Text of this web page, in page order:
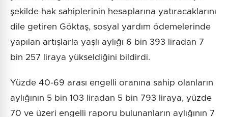
şekilde hak sahiplerinin hesaplarına yatıracaklarını
dile getiren Göktaş, sosyal yardım ödemelerinde
yapılan artışlarla yaşlı aylığı 6 bin 393 liradan 7
bin 257 liraya yükseldiğini bildirdi.
Yüzde 40-69 arası engelli oranına sahip olanların
aylığının 5 bin 103 liradan 5 bin 793 liraya, yüzde
70 ve üzeri engelli raporu bulunanların aylığının 7